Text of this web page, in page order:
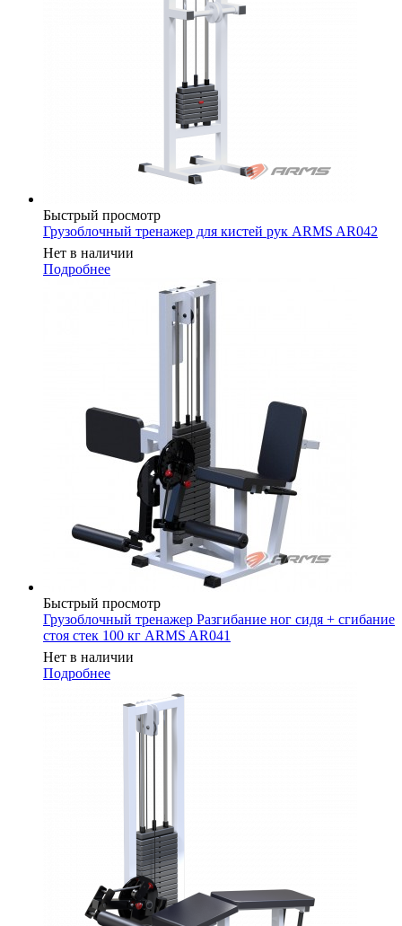
Быстрый просмотр
Грузоблочный тренажер для кистей рук ARMS AR042
Нет в наличии
Подробнее
Быстрый просмотр
Грузоблочный тренажер Разгибание ног сидя + сгибание
стоя стек 100 кг ARMS AR041
Нет в наличии
Подробнее